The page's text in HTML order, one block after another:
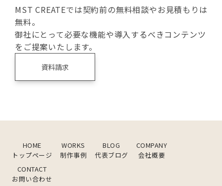
MST CREATEでは契約前の無料相談やお見積もりは
無料。
御社にとって必要な機能や導入するべきコンテンツ
をご提案いたします。
資料請求
HOME
トップページ
WORKS
制作事例
BLOG
代表ブログ
COMPANY
会社概要
CONTACT
お問い合わせ